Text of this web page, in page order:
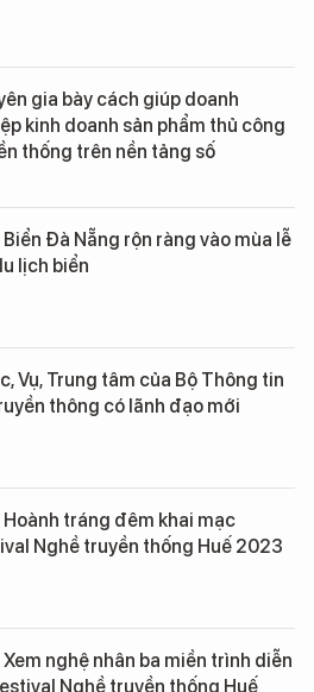
gia bày cách giúp doanh
kinh doanh sản phẩm thủ công
thống trên nền tảng số
Biển Đà Nẵng rộn ràng vào mùa lễ
lịch biển
Vụ, Trung tâm của Bộ Thông tin
thông có lãnh đạo mới
Hoành tráng đêm khai mạc
Nghề truyền thống Huế 2023
Xem nghệ nhân ba miền trình diễn
Nghề truyền thống Huế